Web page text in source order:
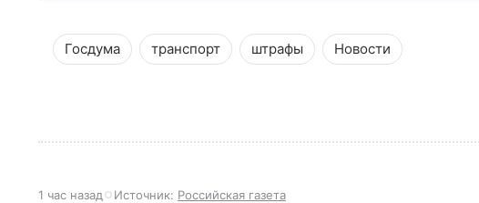
Госдума транспорт штрафы Новости
1 час назад Источник: Российская газета